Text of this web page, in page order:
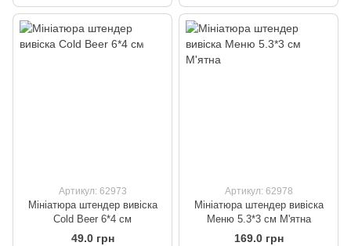
Артикул: 62973
Мініатюра штендер вивіска
Cold Beer 6*4 см
49.0 грн
Артикул: 62978
Мініатюра штендер вивіска
Меню 5.3*3 см М'ятна
169.0 грн